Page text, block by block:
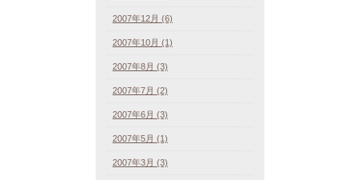
2007年12月 (6)
2007年10月 (1)
2007年8月 (3)
2007年7月 (2)
2007年6月 (3)
2007年5月 (1)
2007年3月 (3)